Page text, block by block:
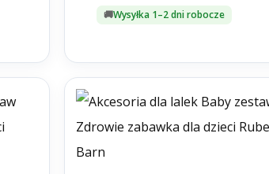
Wysyłka 1–2 dni robocze